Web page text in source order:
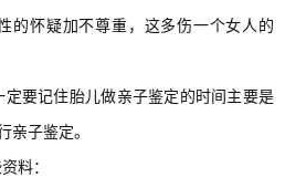
的怀疑加不尊重，这多伤一个女人的
要记住胎儿做亲子鉴定的时间主要是
亲子鉴定。
料：